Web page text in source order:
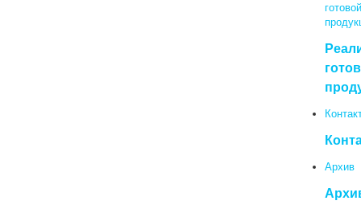
готовой
Архив